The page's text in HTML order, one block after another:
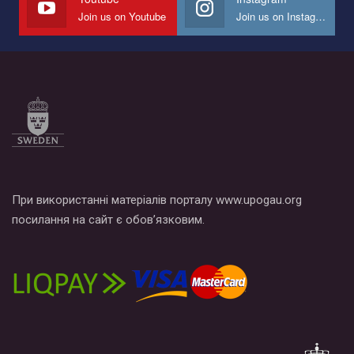
Все, что вам нужно сделать - это зайти на наш канал YouTube
по этой ссылке и поставить лайк под видео.
Join us on Youtube Join us on Instagram
При використанні матеріалів порталу www.upogau.org
посилання на сайт є обов’язковим.